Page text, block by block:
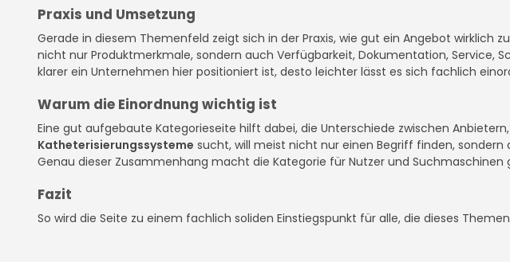
Praxis und Umsetzung
Gerade in diesem Themenfeld zeigt sich in der Praxis, wie gut ein Angebot wirklich
nicht nur Produktmerkmale, sondern auch Verfügbarkeit, Dokumentation, Service,
klarer ein Unternehmen hier positioniert ist, desto leichter lässt es sich fachlich
Warum die Einordnung wichtig ist
Eine gut aufgebaute Kategorieseite hilft dabei, die Unterschiede zwischen
Katheterisierungssysteme sucht, will meist nicht nur einen Begriff finden,
Genau dieser Zusammenhang macht die Kategorie für Nutzer und Suchmaschinen
Fazit
So wird die Seite zu einem fachlich soliden Einstiegspunkt für alle, die dieses